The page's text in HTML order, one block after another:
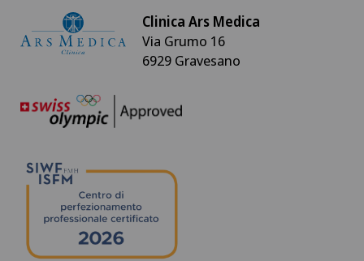
Clinica Ars Medica
Via Grumo 16
6929 Gravesano